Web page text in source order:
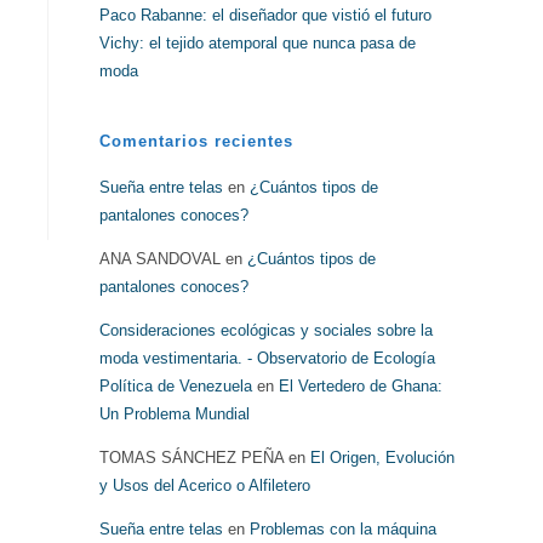
Paco Rabanne: el diseñador que vistió el futuro
Vichy: el tejido atemporal que nunca pasa de
moda
Comentarios recientes
Sueña entre telas en ¿Cuántos tipos de
pantalones conoces?
ANA SANDOVAL en ¿Cuántos tipos de
pantalones conoces?
Consideraciones ecológicas y sociales sobre la
moda vestimentaria. - Observatorio de Ecología
Política de Venezuelaen El Vertedero de Ghana:
Un Problema Mundial
TOMAS SÁNCHEZ PEÑAen El Origen, Evolución
y Usos del Acerico o Alfiletero
Sueña entre telas en Problemas con la máquina